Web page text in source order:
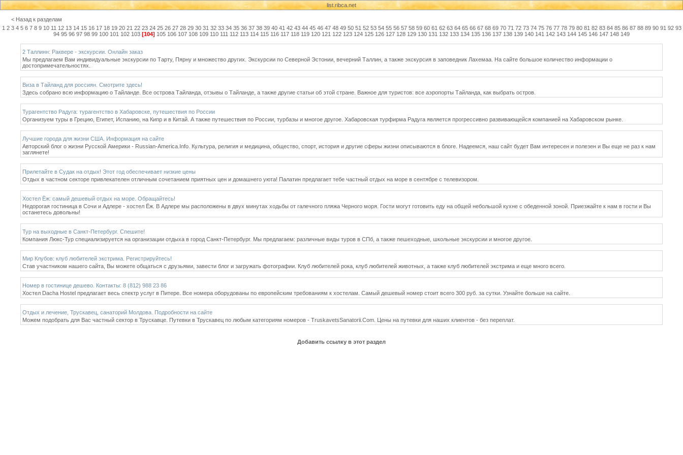
list.ribca.net
< Назад к разделам
1 2 3 4 5 6 7 8 9 10 11 12 13 14 15 16 17 18 19 20 21 22 23 24 25 26 27 28 29 30 31 32 33 34 35 36 37 38 39 40 41 42 43 44 45 46 47 48 49 50 51 52 53 54 55 56 57 58 59 60 61 62 63 64 65 66 67 68 69 70 71 72 73 74 75 76 77 78 79 80 81 82 83 84 85 86 87 88 89 90 91 92 93
94 95 96 97 98 99 100 101 102 103 [104] 105 106 107 108 109 110 111 112 113 114 115 116 117 118 119 120 121 122 123 124 125 126 127 128 129 130 131 132 133 134 135 136 137 138 139 140 141 142 143 144 145 146 147 148 149
2 Таллинн: Раквере - экскурсии. Онлайн заказ
Мы предлагаем Вам индивидуальные экскурсии по Тарту, Пярну и множество других. Экскурсии по Северной Эстонии, вечерний Таллин, а также экскурсия в заповедник Лахемаа. На сайте большое количество информации о
достопримечательностях.
Виза в Тайланд для россиян. Смотрите здесь!
Здесь собрано всю информацию о Тайланде. Все острова Тайланда, отзывы о Тайланде, а также другие статьи об этой стране. Важное для туристов: все аэропорты Тайланда, как выбрать остров.
Турагентство Радуга: турагентство в Хабаровске, путешествия по России
Организуем туры в Грецию, Египет, Испанию, на Кипр и в Китай. А также путешествия по России, турбазы и многое другое. Хабаровская турфирма Радуга является прогрессивно развивающейся компанией на Хабаровском рынке.
Лучшие города для жизни США. Информация на сайте
Авторский блог о жизни Русской Америки - Russian-America.Info. Культура, религия и медицина, общество, спорт, история и другие сферы жизни описываются в блоге. Надеемся, наш сайт будет Вам интересен и полезен и Вы еще не раз к нам
заглянете!
Прилетайте в Судак на отдых! Этот год обеспечивает низкие цены
Отдых в частном секторе привлекателен отличным сочетанием приятных цен и домашнего уюта! Палатин предлагает тебе частный отдых на море в сентябре с телевизором.
Хостел Ёж: самый дешевый отдых на море. Обращайтесь!
Недорогая гостиница в Сочи и Адлере - хостел Ёж. В Адлере мы расположены в двух минутах ходьбы от галечного пляжа Черного моря. Гости могут готовить еду на общей небольшой кухне с обеденной зоной. Приезжайте к нам в гости и Вы
останетесь довольны!
Тур на выходные в Санкт-Петербург. Спешите!
Компания Люкс-Тур специализируется на организации отдыха в город Санкт-Петербург. Мы предлагаем: различные виды туров в СПб, а также пешеходные, школьные экскурсии и многое другое.
Мир Клубов: клуб любителей экстрима. Регистрируйтесь!
Став участником нашего сайта, Вы можете общаться с друзьями, завести блог и загружать фотографии. Клуб любителей рока, клуб любителей животных, а также клуб любителей экстрима и еще много всего.
Номер в гостинице дешево. Контакты: 8 (812) 988 23 86
Хостел Dacha Hostel предлагает весь спектр услуг в Питере. Все номера оборудованы по европейским требованиям к хостелам. Самый дешевый номер стоит всего 300 руб. за сутки. Узнайте больше на сайте.
Отдых и лечение, Трускавец, санаторий Молдова. Подробности на сайте
Можем подобрать для Вас частный сектор в Трускавце. Путевки в Трускавец по любым категориям номеров - TruskavetsSanatorii.Com. Цены на путевки для наших клиентов - без переплат.
Добавить ссылку в этот раздел